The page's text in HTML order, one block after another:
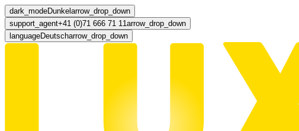
dark_modeDunkel arrow_drop_down
support_agent+41 (0)71 666 71 11arrow_drop_down
languageDeutscharrow_drop_down